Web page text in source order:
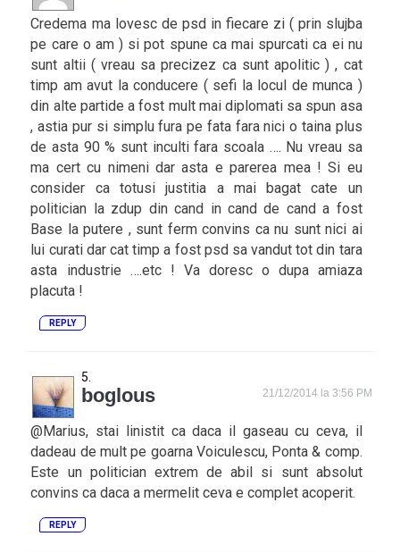
Credema ma lovesc de psd in fiecare zi ( prin slujba
pe care o am ) si pot spune ca mai spurcati ca ei nu
sunt altii ( vreau sa precizez ca sunt apolitic ) , cat
timp am avut la conducere ( sefi la locul de munca )
din alte partide a fost mult mai diplomati sa spun asa
, astia pur si simplu fura pe fata fara nici o taina plus
de asta 90 % sunt inculti fara scoala …. Nu vreau sa
ma cert cu nimeni dar asta e parerea mea ! Si eu
consider ca totusi justitia a mai bagat cate un
politician la zdup din cand in cand de cand a fost
Base la putere , sunt ferm convins ca nu sunt nici ai
lui curati dar cat timp a fost psd sa vandut tot din tara
asta industrie ….etc ! Va doresc o dupa amiaza
placuta !
REPLY
boglous 21/12/2014 la 3:56 PM
@Marius, stai linistit ca daca il gaseau cu ceva, il
dadeau de mult pe goarna Voiculescu, Ponta & comp.
Este un politician extrem de abil si sunt absolut
convins ca daca a mermelit ceva e complet acoperit.
REPLY